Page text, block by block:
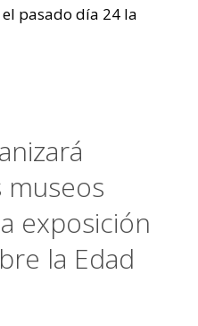
pasado día 24 la
exposición
la Edad